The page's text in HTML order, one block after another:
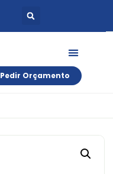
Pedir Orçamento